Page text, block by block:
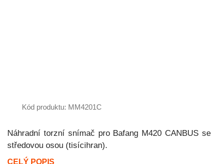
Kód produktu: MM4201C
Náhradní torzní snímač pro Bafang M420 CANBUS se
středovou osou (tisícihran).
CELÝ POPIS